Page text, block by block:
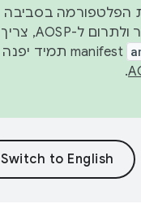
הפלטפורמה בסביבה
העסקית, נפרסם קוד מקור ב-AOSP ברבעון השני וברבעון הרביעי. כדי ליצור ולתרום ל-AOSP, צריך
manifest תמיד יפנה
.